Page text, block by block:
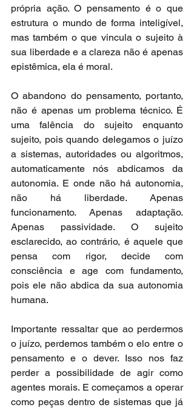
própria ação. O pensamento é o que
estrutura o mundo de forma inteligível,
mas também o que vincula o sujeito à
sua liberdade e a clareza não é apenas
epistêmica, ela é moral.
O abandono do pensamento, portanto,
não é apenas um problema técnico. É
uma falência do sujeito enquanto
sujeito, pois quando delegamos o juízo
a sistemas, autoridades ou algoritmos,
automaticamente nós abdicamos da
autonomia. E onde não há autonomia,
não há liberdade. Apenas
funcionamento. Apenas adaptação.
Apenas passividade. O sujeito
esclarecido, ao contrário, é aquele que
pensa com rigor, decide com
consciência e age com fundamento,
pois ele não abdica da sua autonomia
humana.
Importante ressaltar que ao perdermos
o juízo, perdemos também o elo entre o
pensamento e o dever. Isso nos faz
perder a possibilidade de agir como
agentes morais. E começamos a operar
como peças dentro de sistemas que já